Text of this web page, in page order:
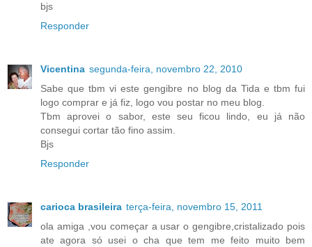
bjs
Responder
Vicentina segunda-feira, novembro 22, 2010
Sabe que tbm vi este gengibre no blog da Tida e tbm fui
logo comprar e já fiz, logo vou postar no meu blog.
Tbm aprovei o sabor, este seu ficou lindo, eu já não
consegui cortar tão fino assim.
Bjs
Responder
carioca brasileira terça-feira, novembro 15, 2011
ola amiga ,vou começar a usar o gengibre,cristalizado pois
ate agora só usei o cha que tem me feito muito bem